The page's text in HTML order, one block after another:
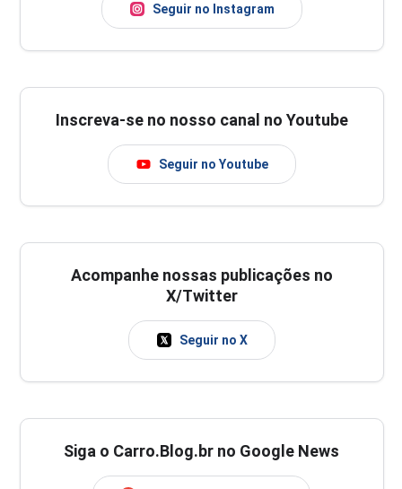
Seguir no Instagram
Inscreva-se no nosso canal no Youtube
Seguir no Youtube
Acompanhe nossas publicações no
X/Twitter
Seguir no X
Siga o Carro.Blog.br no Google News